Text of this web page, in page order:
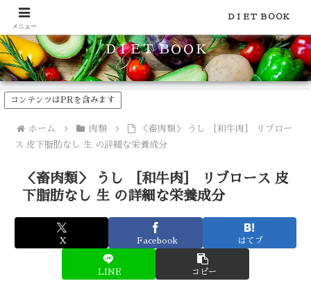
食品のカロリーや糖質などの栄養素がわかる！健康やダイエットに
ＤＩＥＴ ＢＯＯＫ
コンテンツはPRを含みます
ホーム 肉類
＜畜肉類＞ うし ［和牛肉］ リブロー
ス 皮下脂肪なし 生 の詳細な栄養成分
＜畜肉類＞ うし ［和牛肉］ リブロース 皮
下脂肪なし 生 の詳細な栄養成分
X Facebook はてブ
LINE コピー
メニュー
ＤＩＥＴ ＢＯＯＫ